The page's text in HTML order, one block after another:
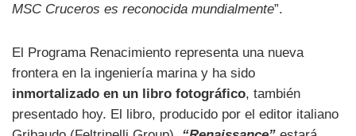
MSC Cruceros es reconocida mundialmente”.
El Programa Renacimiento representa una nueva
frontera en la ingeniería marina y ha sido
inmortalizado en un libro fotográfico, también
presentado hoy. El libro, producido por el editor italiano